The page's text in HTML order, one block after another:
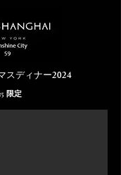
スディナー2024
限定